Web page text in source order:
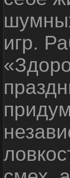
игр.